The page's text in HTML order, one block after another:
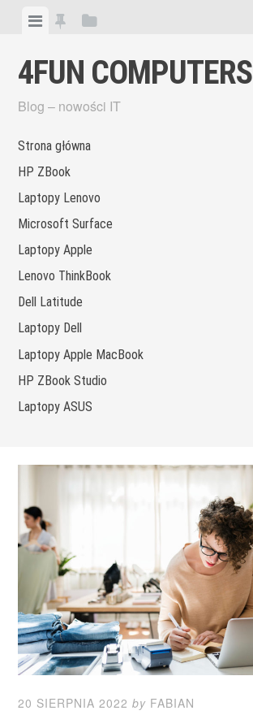
Skip
content
ViewView
posts
View
4FUN COMPUTERS
Blog – nowości IT
Strona główna
HP ZBook
Laptopy Lenovo
Microsoft Surface
Laptopy Apple
Lenovo ThinkBook
Dell Latitude
Laptopy Dell
Laptopy Apple MacBook
HP ZBook Studio
Laptopy ASUS
20 SIERPNIA 2022 by FABIAN